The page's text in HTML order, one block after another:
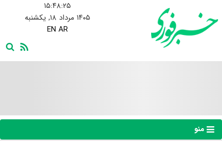
۱۵:۴۸:۲۶
۱۴۰۵ مرداد ۱۸, یکشنبه
EN AR
منو